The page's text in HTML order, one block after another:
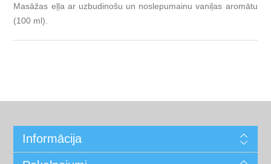
Masāžas eļļa ar uzbudinošu un noslepumainu vaniļas aromātu
(100 ml).
Informācija